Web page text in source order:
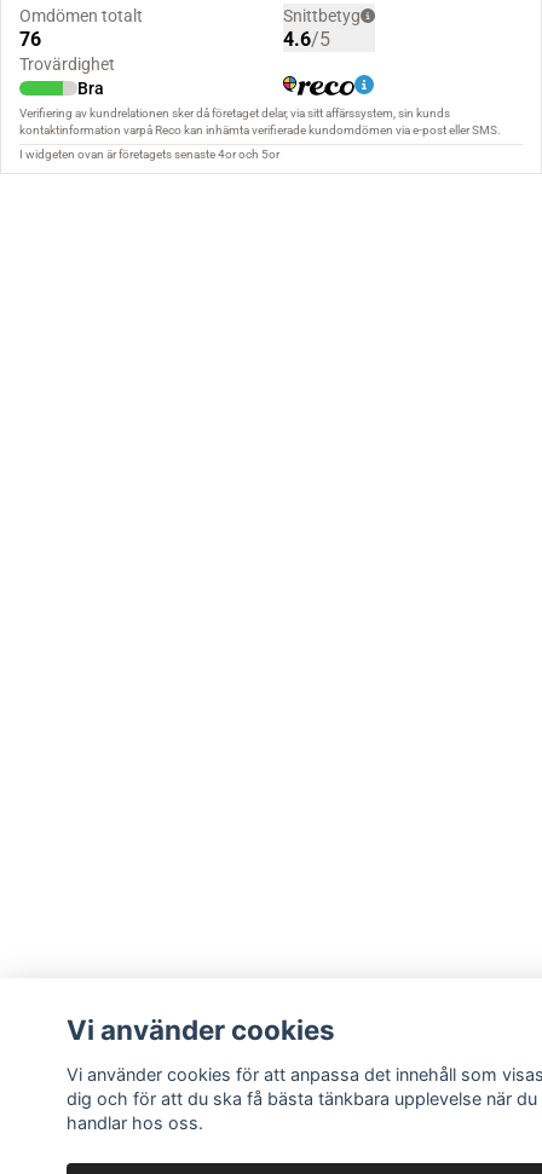
Vi använder cookies
Vi använder cookies för att anpassa det innehåll som
dig och för att du ska få bästa tänkbara upplevelse när du
handlar hos oss.